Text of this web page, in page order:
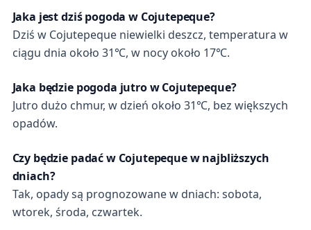
Jaka jest dziś pogoda w Cojutepeque?
Dziś w Cojutepeque niewielki deszcz, temperatura w
ciągu dnia około 31℃, w nocy około 17℃.
Jaka będzie pogoda jutro w Cojutepeque?
Jutro dużo chmur, w dzień około 31℃, bez większych
opadów.
Czy będzie padać w Cojutepeque w najbliższych
dniach?
Tak, opady są prognozowane w dniach: sobota,
wtorek, środa, czwartek.